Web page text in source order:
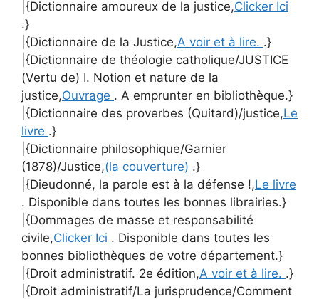
|{Dictionnaire amoureux de la justice,Clicker Ici
.}
|{Dictionnaire de la Justice,A voir et à lire. .}
|{Dictionnaire de théologie catholique/JUSTICE
(Vertu de) I. Notion et nature de la
justice,Ouvrage . A emprunter en bibliothèque.}
|{Dictionnaire des proverbes (Quitard)/justice,Le
livre .}
|{Dictionnaire philosophique/Garnier
(1878)/Justice,(la couverture) .}
|{Dieudonné, la parole est à la défense !,Le livre
. Disponible dans toutes les bonnes librairies.}
|{Dommages de masse et responsabilité
civile,Clicker Ici . Disponible dans toutes les
bonnes bibliothèques de votre département.}
|{Droit administratif. 2e édition,A voir et à lire. .}
|{Droit administratif/La jurisprudence/Comment